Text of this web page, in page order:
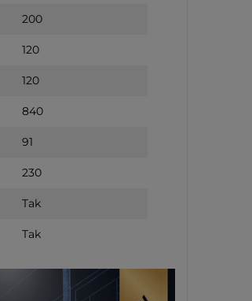
200
120
120
840
91
230
Tak
Tak